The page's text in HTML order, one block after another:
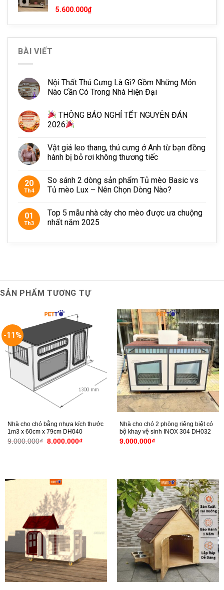
Kính có dễ vỡ không
Tủ mèo đã được gia công kính cường lực, và được mài
bén tất cả các cạnh, nên hạn chế việc bị vỡ. Khi xài quý
khách hàng nên cẩn thận phần cạnh đễ không có vấn đề gì
xảy ra.
Lưu ý:Hầu hết các trường hợp kính cường lực vỡ đều do
kính bị tác động vào phần cạnh do va đập với các vật cứng.
5.600.000₫
BÀI VIẾT
Nội Thất Thú Cưng Là Gì? Gồm Những Món
Nào Cần Có Trong Nhà Hiện Đại
THÔNG BÁO NGHỈ TẾT NGUYÊN ĐÁN
2026
Vật giá leo thang, thú cưng ở Anh từ bạn đồng
hành bị bỏ rơi không thương tiếc
20
Th4
So sánh 2 dòng sản phẩm Tủ mèo Basic vs
Tủ mèo Lux – Nên Chọn Dòng Nào?
01
Th3
Top 5 mẫu nhà cây cho mèo được ưa chuộng
nhất năm 2025
SẢN PHẨM TƯƠNG TỰ
-11%
Nhà cho chó bằng nhựa kích thước
1m3 x 60cm x 79cm DH040
9.000.000₫ Giá
8.000.000₫Giá
Nhà cho chó 2 phòng riêng biệt có
bộ khay vệ sinh INOX 304 DH032
9.000.000₫